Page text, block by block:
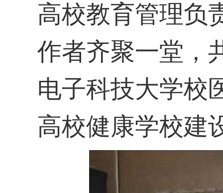
高校教育管理负
作者齐聚一堂，
电子科技大学校
高校健康学校建